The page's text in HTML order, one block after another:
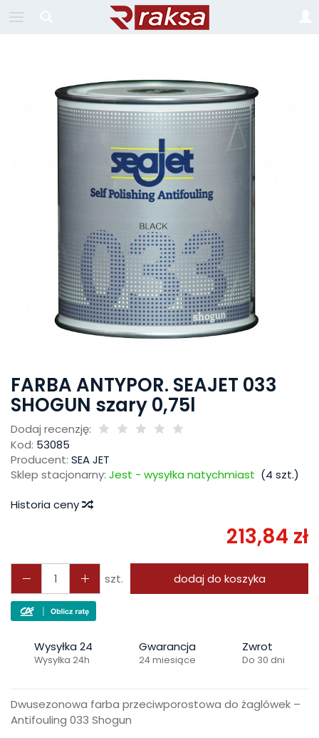
FARBA ANTYPOR. SEAJET 033
SHOGUN szary 0,75l
Dodaj recenzję:
Kod: 53085
Producent: SEA JET
Sklep stacjonarny: Jest - wysyłka natychmiast (4 szt.)
Historia ceny
213,84 zł
szt. dodaj do koszyka
Wysyłka 24
Wysyłka 24h
Gwarancja
24 miesiące
Zwrot
Do 30 dni
Dwusezonowa farba przeciwporostowa do żaglówek –
Antifouling 033 Shogun